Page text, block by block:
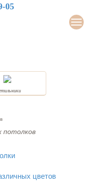
05
потолков
цветов